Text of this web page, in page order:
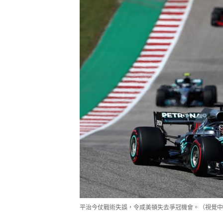
平治今仗戰術失誤，令咸美頓失去爭冠機會。（視覺